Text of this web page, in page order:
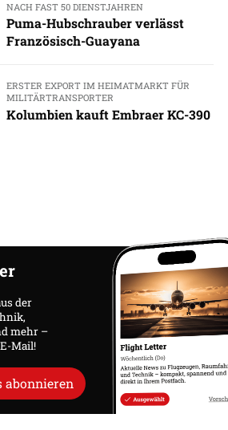
NACH FAST 50 DIENSTJAHREN
Puma-Hubschrauber verlässt
Französisch-Guayana
ERSTER EXPORT IM HEIMATMARKT FÜR
MILITÄRTRANSPORTER
Kolumbien kauft Embraer KC-390
der
mehr –
Mail!
abonnieren